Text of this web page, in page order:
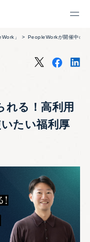
」 PeopleWorkが開催中のセ
れる！高利用
たい福利厚